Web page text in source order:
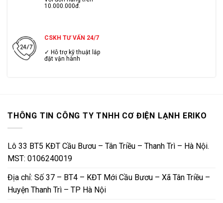
10.000.000đ.
CSKH TƯ VẤN 24/7
✓ Hỗ trợ kỹ thuật lắp
đặt vận hành
THÔNG TIN CÔNG TY TNHH CƠ ĐIỆN LẠNH ERIKO
Lô 33 BT5 KĐT Cầu Bươu – Tân Triều – Thanh Trì – Hà Nội.
MST: 0106240019
Địa chỉ: Số 37 – BT4 – KĐT Mới Cầu Bươu – Xã Tân Triều –
Huyện Thanh Trì – TP Hà Nội